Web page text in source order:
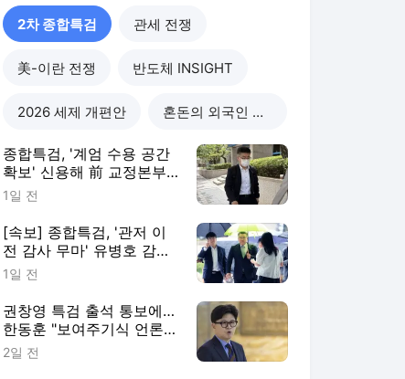
2차 종합특검 관세 전쟁
美-이란 전쟁 반도체 INSIGHT
2026 세제 개편안 혼돈의 외국인 고용시장
종합특검, '계엄 수용 공간
확보' 신용해 前 교정본부
장 불구속 기소
1일 전
[속보] 종합특검, '관저 이
전 감사 무마' 유병호 감사
위원 구속 기소
1일 전
권창영 특검 출석 통보에…
한동훈 "보여주기식 언론플
레이"
2일 전